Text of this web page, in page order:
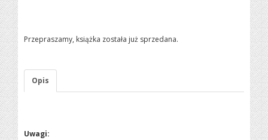
Przepraszamy, książka została już sprzedana.
Opis
Uwagi: